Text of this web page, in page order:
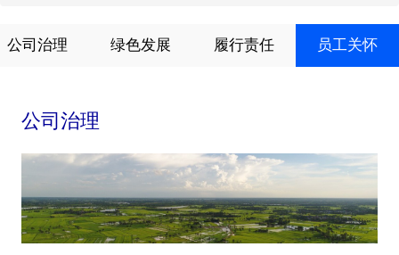
公司治理 绿色发展 履行责任 员工关怀
公司治理